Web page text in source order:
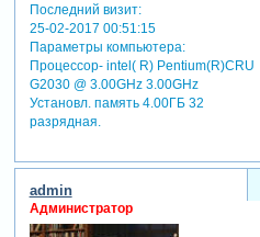
Последний визит:
25-02-2017 00:51:15
Параметры компьютера:
Процессор- intel( R) Pentium(R)CRU
G2030 @ 3.00GHz 3.00GHz
Установл. память 4.00ГБ 32
разрядная.
admin
Администратор